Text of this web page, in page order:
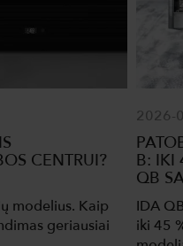
CENTRUI?
modelius. Kaip
geriausiai
2026-
B: IKI
QB
IDA
iki 45